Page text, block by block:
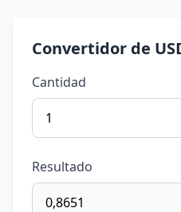
Convertidor de
Cantidad
Resultado